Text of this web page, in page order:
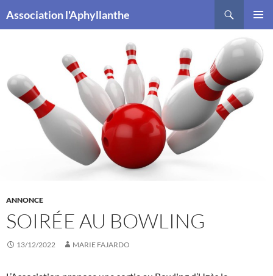
Association l'Aphyllanthe
ANNONCE
SOIRÉE AU BOWLING
13/12/2022 MARIE FAJARDO